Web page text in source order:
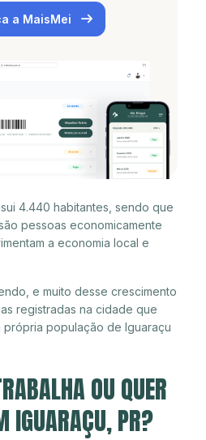
a MaisMei
4.440 habitantes, sendo que
pessoas economicamente
a economia local e
e muito desse crescimento
registradas na cidade que
população de Iguaraçu
OU QUER
IGUARAÇU, PR?